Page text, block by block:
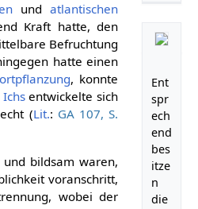
Ent
spr
ech
end
bes
itze
n
die
und atlantischen
Kraft hatte, den
Befruchtung
hatte einen
, konnte
Ichs entwickelte sich
(Lit.: GA 107, S.
und bildsam waren,
voranschritt,
wobei der